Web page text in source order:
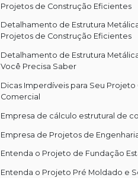
Projetos de Construção Eficientes
Detalhamento de Estrutura
Projetos de Construção Eficientes
Detalhamento de Estrutura
Você Precisa Saber
Dicas Imperdíveis para Seu Projeto
Comercial
Empresa de cálculo estrutural de
Empresa de Projetos de
Entenda o Projeto de Fundação
Entenda o Projeto Pré Moldado e